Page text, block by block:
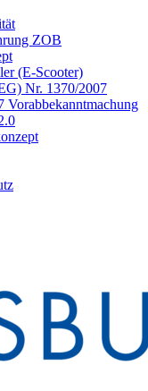
ZOB
(E-Scooter)
Nr. 1370/2007